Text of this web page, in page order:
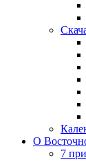
О
7